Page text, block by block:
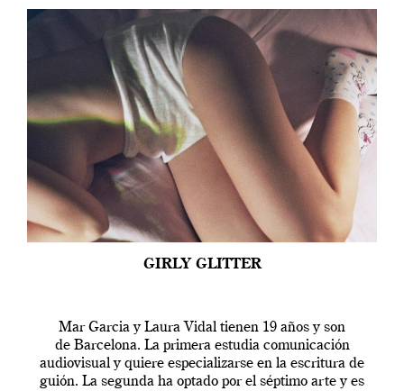
GIRLY GLITTER
Mar Garcia y Laura Vidal tienen 19 años y son
de Barcelona. La primera estudia comunicación
audiovisual y quiere especializarse en la escritura de
guión. La segunda ha optado por el séptimo arte y es